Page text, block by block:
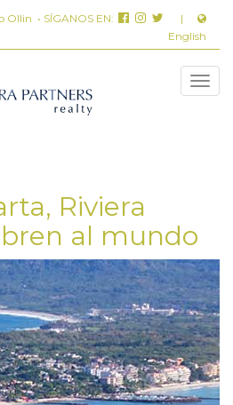
Ollin • SÍGANOS EN:
|
English
Riviera
al mundo